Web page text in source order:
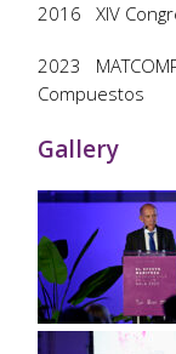
2016 XIV
2023
Compuestos
Gallery